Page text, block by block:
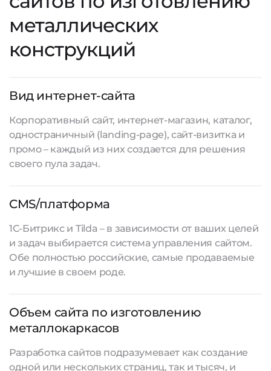
металлических
конструкций
Вид интернет-сайта
Корпоративный сайт, интернет-магазин, каталог,
одностраничный (landing-page), сайт-визитка и
промо – каждый из них создается для решения
своего пула задач.
CMS/платформа
1С-Битрикс и Tilda – в зависимости от ваших целей
и задач выбирается система управления сайтом.
Обе полностью российские, самые продаваемые
и лучшие в своем роде.
Объем сайта по изготовлению
металлокаркасов
Разработка сайтов подразумевает как создание
одной или нескольких страниц, так и тысяч, и